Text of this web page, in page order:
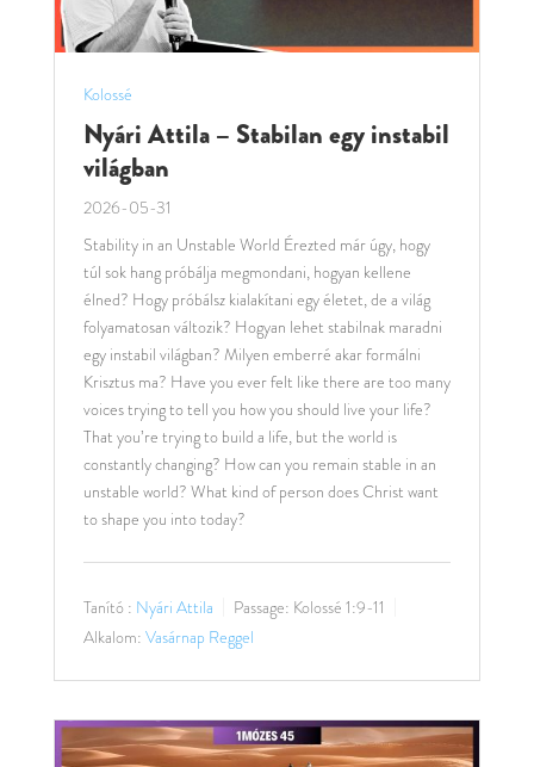
Kolossé
Nyári Attila – Stabilan egy instabil
világban
2026-05-31
Stability in an Unstable World Érezted már úgy, hogy
túl sok hang próbálja megmondani, hogyan kellene
élned? Hogy próbálsz kialakítani egy életet, de a világ
folyamatosan változik? Hogyan lehet stabilnak maradni
egy instabil világban? Milyen emberré akar formálni
Krisztus ma? Have you ever felt like there are too many
voices trying to tell you how you should live your life?
That you’re trying to build a life, but the world is
constantly changing? How can you remain stable in an
unstable world? What kind of person does Christ want
to shape you into today?
Tanító : Nyári Attila Passage: Kolossé 1:9-11
Alkalom: Vasárnap Reggel